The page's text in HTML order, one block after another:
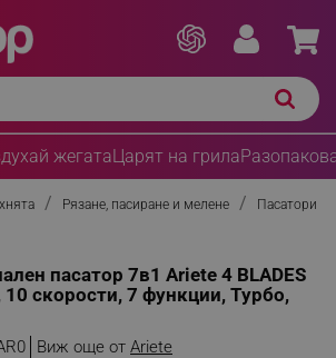
жегатаЦарят на грила
Рязане, пасиране и мелене Пасатори
пасатор 7в1 Ariete 4 BLADES
скорости, 7 функции, Турбо,
Виж още от Ariete